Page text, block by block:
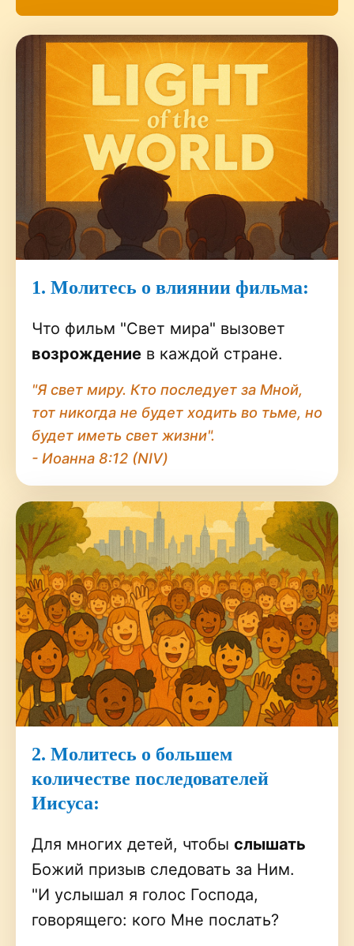
1. Молитесь о влиянии фильма:
Что фильм "Свет мира" вызовет
возрождение в каждой стране.
"Я свет миру. Кто последует за Мной,
тот никогда не будет ходить во тьме, но
будет иметь свет жизни".
- Иоанна 8:12 (NIV)
2. Молитесь о большем
количестве последователей
Иисуса:
Для многих детей, чтобы слышать
Божий призыв следовать за Ним.
"И услышал я голос Господа,
говорящего: кого Мне послать?